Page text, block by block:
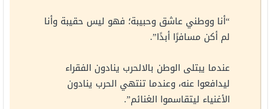
“أنا ووطني عاشق وحبيبة؛ فهو ليس حقيبة وأنا
لم أكن مسافرًا أبدًا”.
عندما يبتلى الوطن بالالحرب ينادون الفقراء
ليدافعوا عنه، وعندما تنتهي الحرب ينادون
الأغنياء ليتقاسموا الغنائم”.